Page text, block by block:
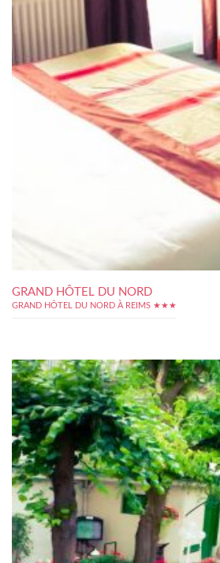
GRAND HÔTEL DU NORD
GRAND HÔTEL DU NORD À REIMS ★★★